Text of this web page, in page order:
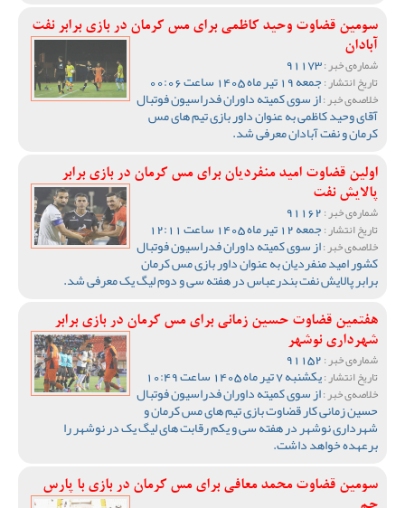
سومین قضاوت وحید کاظمی برای مس کرمان در بازی برابر نفت
آبادان
شماره‌ی خبر :
تاریخ انتشار :جمعه 19 تیر ماه 1405 ساعت 00:06
خلاصه‌ی خبر :از سوی کمیته داوران فدراسیون فوتبال
آقای وحید کاظمی به عنوان داور بازی تیم های مس
کرمان و نفت آبادان معرفی شد.
اولین قضاوت امید منفردیان برای مس کرمان در بازی برابر
پالایش نفت
شماره‌ی خبر :
تاریخ انتشار :جمعه 12 تیر ماه 1405 ساعت 12:11
خلاصه‌ی خبر :از سوی کمیته داوران فدراسیون فوتبال
کشور امید منفردیان به عنوان داور بازی مس کرمان
برابر پالایش نفت بندرعباس در هفته سی و دوم لیگ یک معرفی شد.
هفتمین قضاوت حسین زمانی برای مس کرمان در بازی برابر
شهرداری نوشهر
شماره‌ی خبر :
تاریخ انتشار :یکشنبه 7 تیر ماه 1405 ساعت 10:49
خلاصه‌ی خبر :از سوی کمیته داوران فدراسیون فوتبال
حسین زمانی کار قضاوت بازی تیم های مس کرمان و
شهرداری نوشهر در هفته سی و یکم رقابت های لیگ یک در نوشهر را
برعهده خواهد داشت.
سومین قضاوت محمد معافی برای مس کرمان در بازی با پارس